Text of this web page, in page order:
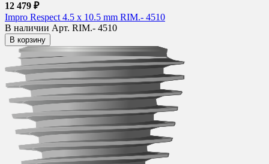
12 479 ₽
Impro Respect 4.5 x 10.5 mm RIM.- 4510
В наличии Арт. RIM.- 4510
В корзину